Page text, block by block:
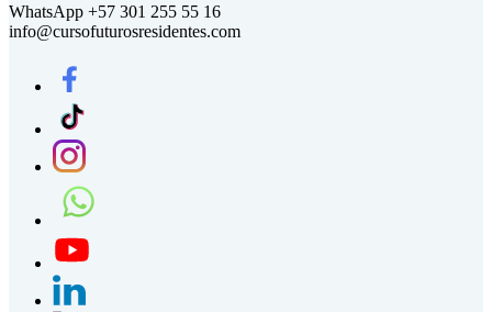
WhatsApp +57 301 255 55 16
info@cursofuturosresidentes.com